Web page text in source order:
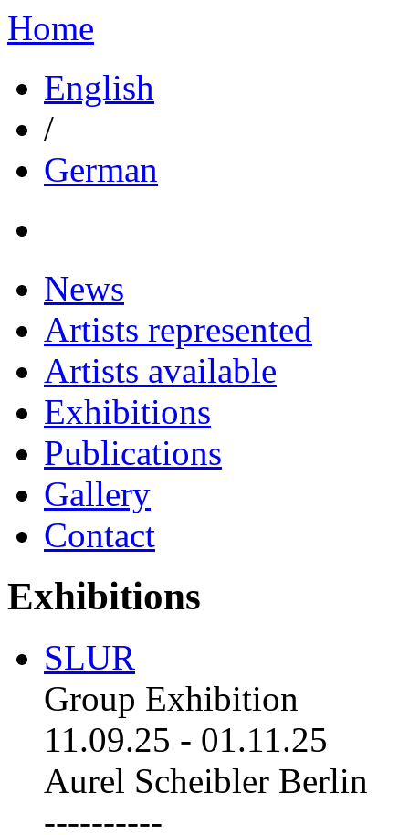
Home
English
/
German
News
Artists represented
Artists available
Exhibitions
Publications
Gallery
Contact
Exhibitions
SLUR
Group Exhibition
11.09.25 - 01.11.25
Aurel Scheibler Berlin
----------